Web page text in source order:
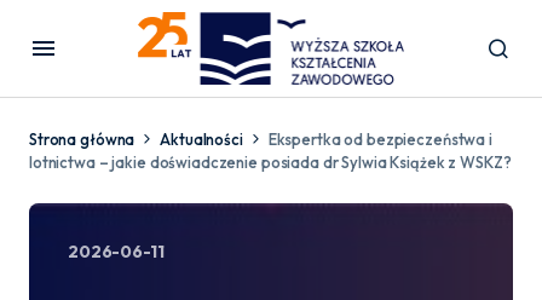
Strona główna Aktualności
Ekspertka od bezpieczeństwa i
lotnictwa – jakie doświadczenie posiada dr Sylwia Książek z WSKZ?
2026-06-11